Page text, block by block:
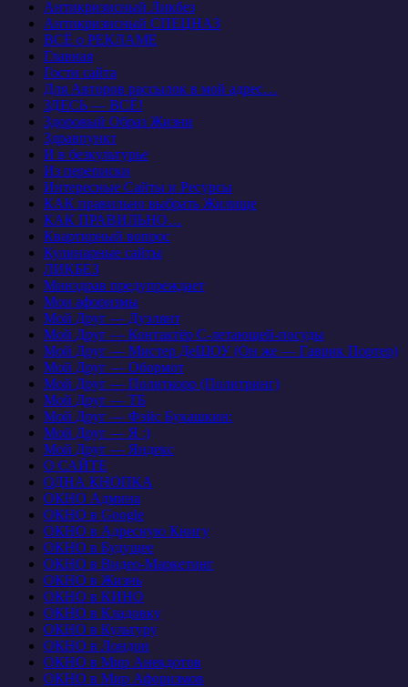
Антикризисный Ликбез
Антикризисный СПЕЦНАЗ
ВСЁ о РЕКЛАМЕ
Главная
Гости сайта
Для Авторов рассылок в мой адрес…
ЗДЕСЬ — ВСЁ!
Здоровый Образ Жизни
Здравпункт
И в безкультурье
Из переписки
Интересные Сайты и Ресурсы
КАК правильно выбрать Жилище
КАК ПРАВИЛЬНО…
Квартирный вопрос
Кулинарные сайты
ЛИКБЕЗ
Минздрав предупреждает
Мои афоризмы
Мой Друг — Дуэлянт
Мой Друг — Контактёр С-летающей-посуды
Мой Друг — Мистер ДеШОУ (Он же — Гаврик Портер)
Мой Друг — Обормот
Мой Друг — Политкорр (Политринг)
Мой Друг — ТБ
Мой Друг — Фэйс Букашкин:
Мой Друг — Я :)
Мой Друг — Яндекс
О САЙТЕ
ОДНА КНОПКА
ОКНО Админа
ОКНО в Google
ОКНО в Адресную Книгу
ОКНО в Будущее
ОКНО в Видео-Маркетинг
ОКНО в Жизнь
ОКНО в КИНО
ОКНО в Кладовку
ОКНО в Культуру
ОКНО в Лондон
ОКНО в Мир Анекдотов
ОКНО в Мир Афоризмов